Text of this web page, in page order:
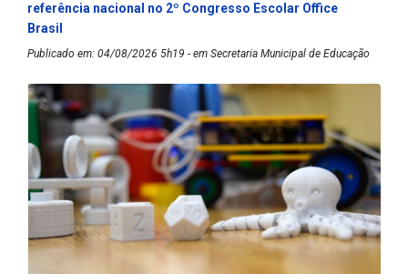
referência nacional no 2º Congresso Escolar Office
Brasil
Publicado em: 04/08/2026 5h19 - em Secretaria Municipal de Educação